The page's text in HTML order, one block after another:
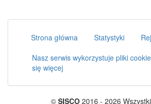
Strona główna Statystyki
Nasz serwis wykorzystuje pliki
się więcej
© SISCO 2016 - 2026